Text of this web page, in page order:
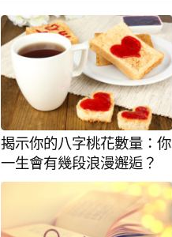
揭示你的八字桃花數量：你
一生會有幾段浪漫邂逅？